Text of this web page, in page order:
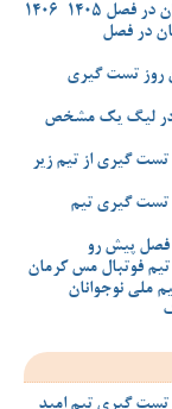
1405-1406
در فصل
روز تست گیری
در لیگ یک مشخص
گیری از تیم زیر
تست گیری تیم
فصل پیش رو
تیم فوتبال مس کرمان
ملی نوجوانان